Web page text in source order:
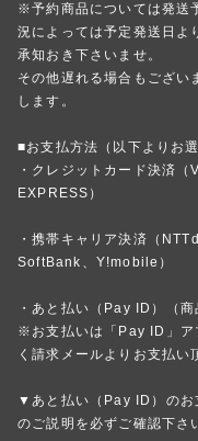
※予約商品については発送
況によっては予定発送日よ
承知おき下さいませ。
その他遅れる場合もござい
します。
■お支払方法（以下よりお
・クレジットカード決済
EXPRESS）
・携帯キャリア決済（
SoftBank、Y!mobile）
・あと払い（Pay ID）（
※お支払いは「Pay ID」ア
く請求メールよりお支払い
▼あと払い（Pay ID）のお
のご説明を必ずご確認下さ